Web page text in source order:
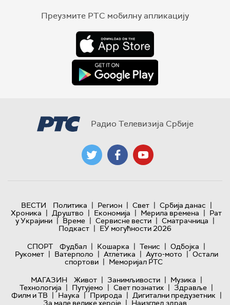
Преузмите РТС мобилну апликацију
Радио Телевизија Србије
ВЕСТИ Политика | Регион | Свет | Србија данас |
Хроника | Друштво | Економија | Мерила времена | Рат
у Украјини | Време | Сервисне вести | Сматрачница |
Подкаст | ЕУ могућности 2026
СПОРТ
Фудбал | Кошарка | Тенис | Одбојка |
Рукомет | Ватерполо | Атлетика | Ауто-мото | Остали
спортови | Меморијал РТС
МАГАЗИН
Живот | Занимљивости | Музика |
Технологијa | Путујемо | Свет познатих | Здравље |
Филм и ТВ | Наука | Природа | Дигитални предузетник |
За мале велике хероје | Наизглед здрав